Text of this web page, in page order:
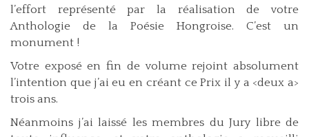
l’effort représenté par la réalisation de votre
Anthologie de la Poésie Hongroise. C’est un
monument !
Votre exposé en fin de volume rejoint absolument
l’intention que j’ai eu en créant ce Prix il y a <deux a>
trois ans.
Néanmoins j’ai laissé les membres du Jury libre de